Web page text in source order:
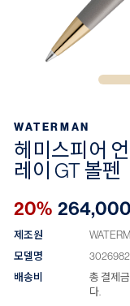
WATERMAN
헤미스피어
레이 GT 볼펜
20% 264,000
제조원
모델명
배송비
총 결제
다.